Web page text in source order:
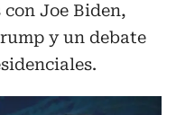
Joe Biden,
y un debate